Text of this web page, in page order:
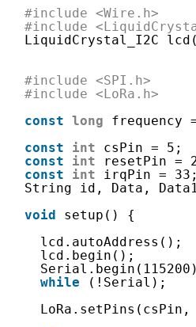
#include <Wire.h>
#include
LiquidCrystal_I2C
#include <SPI.h>
#include <LoRa.h>
const long frequency
const
int csPin
const
int
const
int irqPin
String id, Data,
void
setup() {
lcd.autoAddress();
lcd.begin();
while
(!Serial);